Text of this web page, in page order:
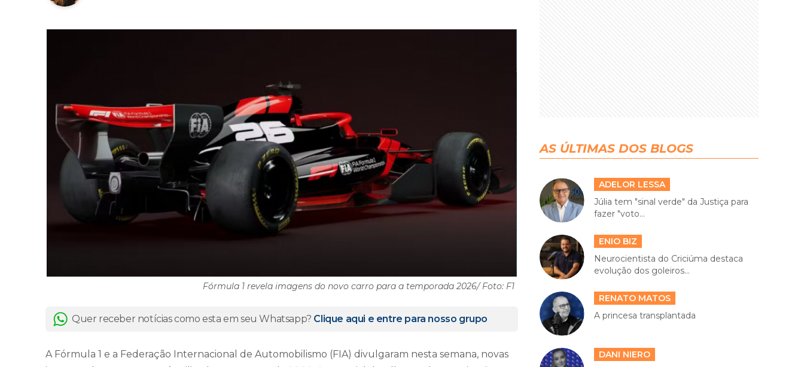
Fórmula 1 revela imagens do novo carro para a temporada 2026/ Foto: F1
Quer receber notícias como esta em seu Whatsapp? Clique aqui e entre para nosso grupo
A Fórmula 1 e a Federação Internacional de Automobilismo (FIA) divulgaram nesta semana, novas
AS ÚLTIMAS DOS BLOGS
ADELOR LESSA
Júlia tem "sinal verde" da Justiça para
fazer "voto...
ENIO BIZ
Neurocientista do Criciúma destaca
evolução dos goleiros...
RENATO MATOS
A princesa transplantada
DANI NIERO